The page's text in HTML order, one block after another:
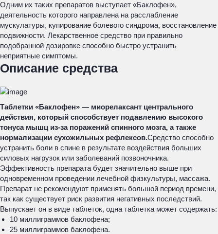
Одним их таких препаратов выступает «Баклофен»,
деятельность которого направлена на расслабление
мускулатуры, купирование болевого синдрома, восстановление
подвижности. Лекарственное средство при правильно
подобранной дозировке способно быстро устранить
неприятные симптомы.
Описание средства
Таблетки «Баклофен» — миорелаксант центрального
действия, который способствует подавлению высокого
тонуса мышц из-за поражений спинного мозга, а также
нормализации сухожильных рефлексов.Средство способно
устранить боли в спине в результате воздействия больших
силовых нагрузок или заболеваний позвоночника.
Эффективность препарата будет значительно выше при
одновременном проведении лечебной физкультуры, массажа.
Препарат не рекомендуют применять большой период времени,
так как существует риск развития негативных последствий.
Выпускает он в виде таблеток, одна таблетка может содержать:
10 миллиграммов баклофена;
25 миллиграммов баклофена.